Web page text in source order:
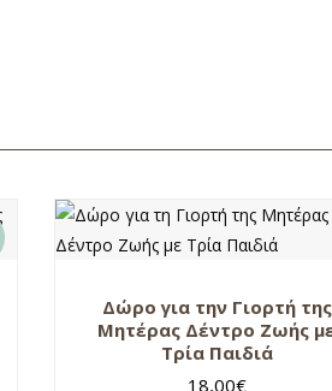
Δώρο για την Γιορτή της
Μητέρας Δέντρο Ζωής
Τρία Παιδιά
18,00€